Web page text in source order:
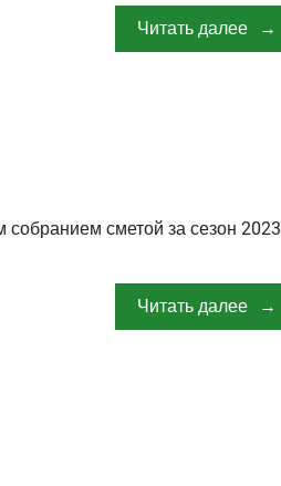
Читать далее
сметой за сезон 2023
Читать далее